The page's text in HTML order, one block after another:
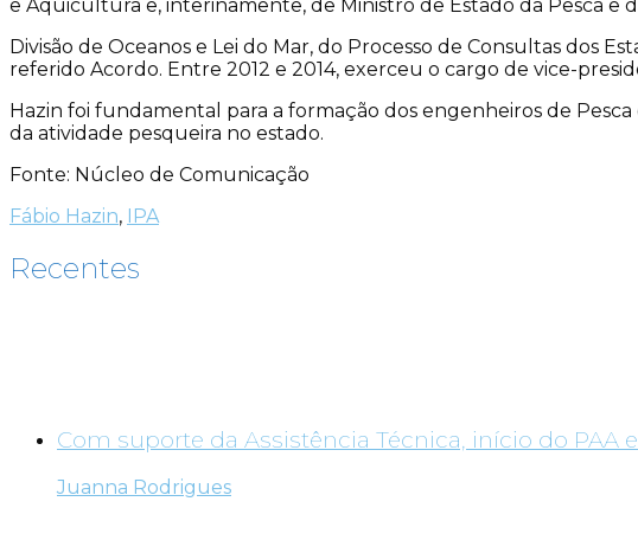
e Aquicultura e, interinamente, de Ministro de Estado da Pesca e
Divisão de Oceanos e Lei do Mar, do Processo de Consultas dos
referido Acordo. Entre 2012 e 2014, exerceu o cargo de vice-
Hazin foi fundamental para a formação dos engenheiros de
da atividade pesqueira no estado.
Fonte: Núcleo de Comunicação
Fábio Hazin, IPA
Recentes
Com suporte da Assistência Técnica, início do
Juanna Rodrigues